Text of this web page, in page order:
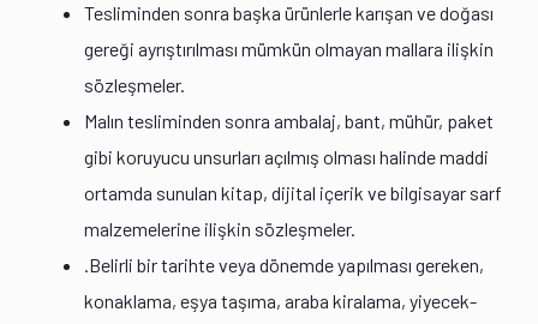
Tesliminden sonra başka ürünlerle karışan ve doğası
gereği ayrıştırılması mümkün olmayan mallara ilişkin
sözleşmeler.
Malın tesliminden sonra ambalaj, bant, mühür, paket
gibi koruyucu unsurları açılmış olması halinde maddi
ortamda sunulan kitap, dijital içerik ve bilgisayar sarf
malzemelerine ilişkin sözleşmeler.
.Belirli bir tarihte veya dönemde yapılması gereken,
konaklama, eşya taşıma, araba kiralama, yiyecek-